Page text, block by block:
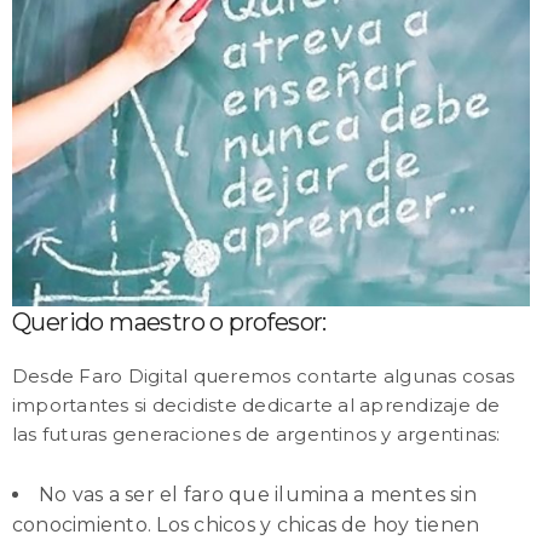
Querido maestro o profesor:
Desde Faro Digital queremos contarte algunas cosas
importantes si decidiste dedicarte al aprendizaje de
las futuras generaciones de argentinos y argentinas:
No vas a ser el faro que ilumina a mentes sin
conocimiento. Los chicos y chicas de hoy tienen